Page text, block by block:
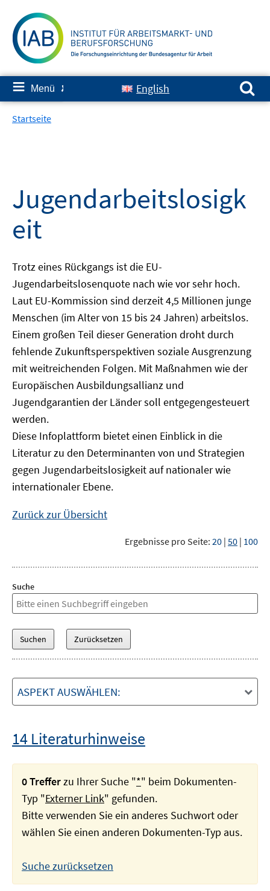
zum
Inhalt
≡ Menü ✘ English
Suchen nach:
Startseite
Jugendarbeitslosigk
eit
Trotz eines Rückgangs ist die EU-
Jugendarbeitslosenquote nach wie vor sehr hoch.
Laut EU-Kommission sind derzeit 4,5 Millionen junge
Menschen (im Alter von 15 bis 24 Jahren) arbeitslos.
Einem großen Teil dieser Generation droht durch
fehlende Zukunftsperspektiven soziale Ausgrenzung
mit weitreichenden Folgen. Mit Maßnahmen wie der
Europäischen Ausbildungsallianz und
Jugendgarantien der Länder soll entgegengesteuert
werden.
Diese Infoplattform bietet einen Einblick in die
Literatur zu den Determinanten von und Strategien
gegen Jugendarbeitslosigkeit auf nationaler wie
internationaler Ebene.
Zurück zur Übersicht
Ergebnisse pro Seite: 20 | 50 | 100
Suche
ASPEKT AUSWÄHLEN:
14 Literaturhinweise
0 Trefferzu Ihrer Suche "*" beim Dokumenten-
Typ "Externer Link" gefunden.
Bitte verwenden Sie ein anderes Suchwort oder
wählen Sie einen anderen Dokumenten-Typ aus.
Suche zurücksetzen